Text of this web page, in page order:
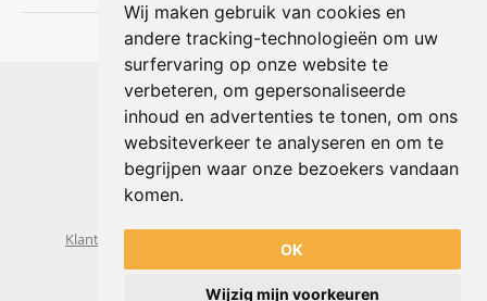
Wij maken gebruik van cookies en
andere tracking-technologieën om uw
surfervaring op onze website te
verbeteren, om gepersonaliseerde
inhoud en advertenties te tonen, om ons
websiteverkeer te analyseren en om te
begrijpen waar onze bezoekers vandaan
komen.
OK
Wijzig mijn voorkeuren
Shophouse online
Max Planckstraat 4
6716 BE Ede, Nederland
Telefoon:+31(0)318 618 121
E-mail: info@shophouse.nl
Geopend: ma t/m vr 09:00-17:00 uur
Klantenservice
Algemene voorwaarden